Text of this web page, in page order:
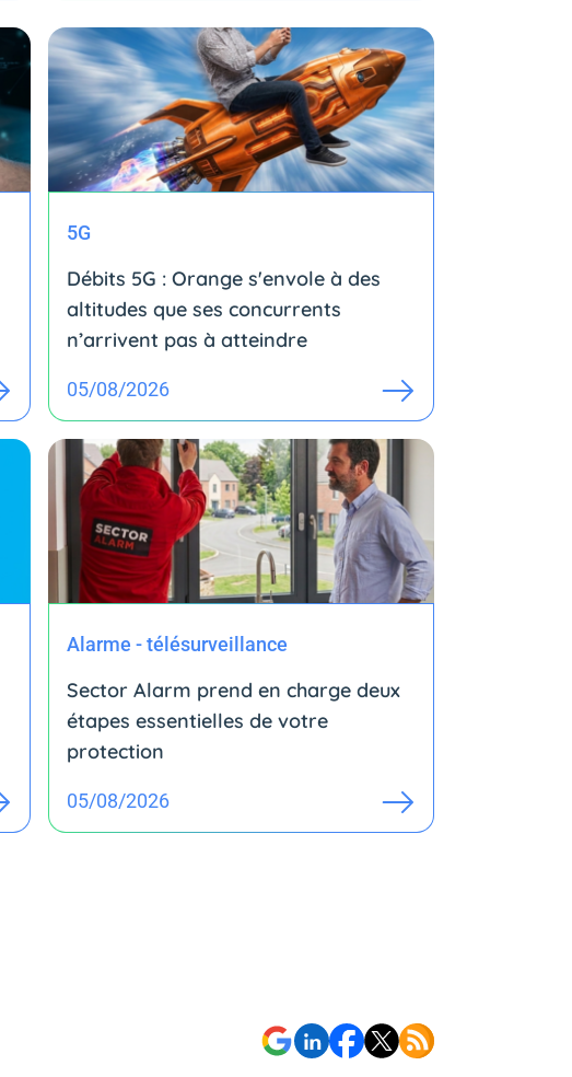
5G
Débits 5G : Orange s'envole à des
altitudes que ses concurrents
n’arrivent pas à atteindre
05/08/2026
Alarme - télésurveillance
Sector Alarm prend en charge deux
étapes essentielles de votre
protection
05/08/2026